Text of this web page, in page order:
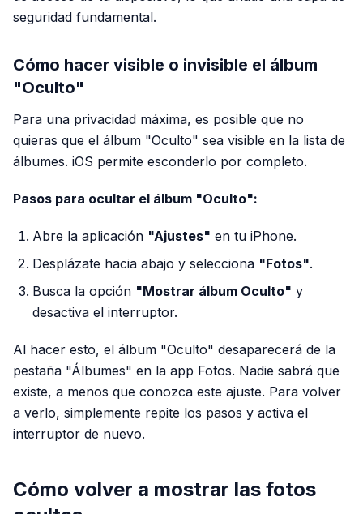
seguridad fundamental.
Cómo hacer visible o invisible el álbum
"Oculto"
Para una privacidad máxima, es posible que no
quieras que el álbum "Oculto" sea visible en la lista de
álbumes. iOS permite esconderlo por completo.
Pasos para ocultar el álbum "Oculto":
Abre la aplicación "Ajustes" en tu iPhone.
Desplázate hacia abajo y selecciona "Fotos".
Busca la opción "Mostrar álbum Oculto" y
desactiva el interruptor.
Al hacer esto, el álbum "Oculto" desaparecerá de la
pestaña "Álbumes" en la app Fotos. Nadie sabrá que
existe, a menos que conozca este ajuste. Para volver
a verlo, simplemente repite los pasos y activa el
interruptor de nuevo.
Cómo volver a mostrar las fotos